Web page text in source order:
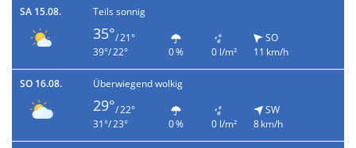
SA 15.08. Teils sonnig
35°/ 21°
39°/ 22°
0 % 0 l/m²
SO
11 km/h
SO 16.08. Überwiegend wolkig
29°/ 22°
31°/ 23°
0 % 0 l/m²
SW
8 km/h